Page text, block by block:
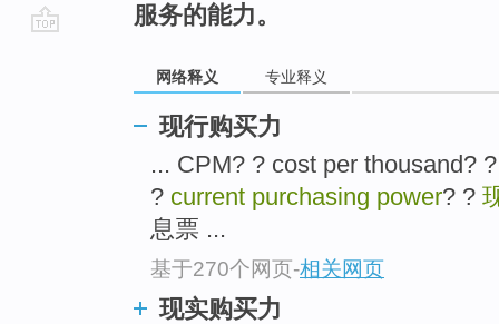
服务的能力。
网络释义 专业释义
现行购买力
... CPM? ? cost per thousand?
? current purchasing power? ?
息票 ...
基于270个网页-相关网页
现实购买力